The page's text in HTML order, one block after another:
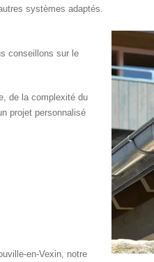
systèmes adaptés.
conseillons sur le
de la complexité du
projet personnalisé
en-Vexin, notre